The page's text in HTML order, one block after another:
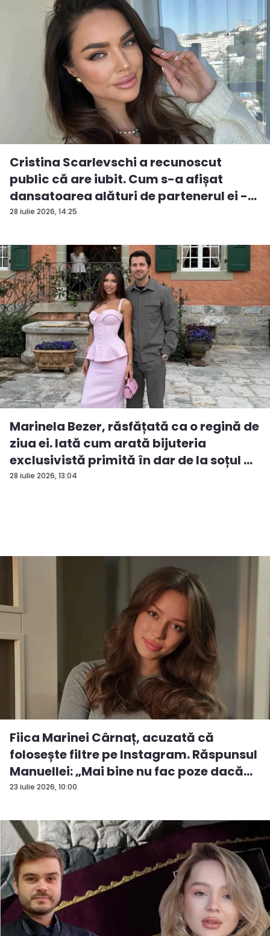
28 iulie 2026, 14:25
Cristina Scarlevschi a recunoscut
public că are iubit. Cum s-a afișat
dansatoarea alături de partenerul ei -
V...
28 iulie 2026, 13:04
Marinela Bezer, răsfățată ca o regină de
ziua ei. Iată cum arată bijuteria
exclusivistă primită în dar de la soțul ...
23 iulie 2026, 10:00
Fiica Marinei Cârnaț, acuzată că
folosește filtre pe Instagram. Răspunsul
Manuellei: „Mai bine nu fac poze dacă...